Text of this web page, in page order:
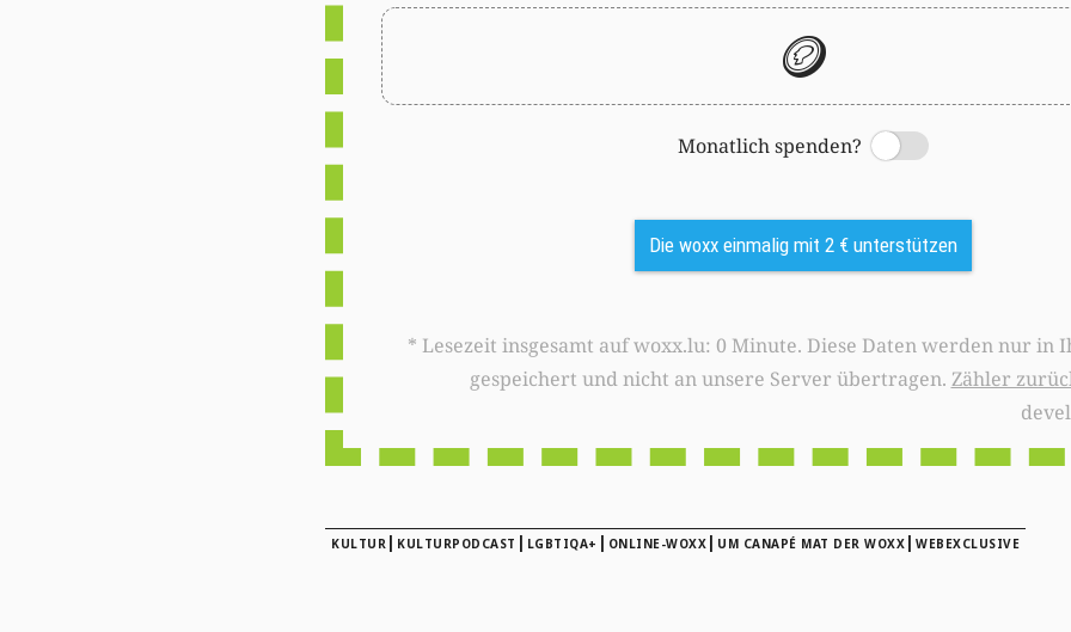
🪙
Monatlich spenden?
Switch
Die woxx einmalig mit 2 € unterstützen
* Lesezeit insgesamt auf woxx.lu: 0 Minute. Diese Daten werden nur in Ihrem Browser
gespeichert und nicht an unsere Server übertragen. Zähler
KULTUR | KULTURPODCAST | LGBTIQA+ | ONLINE-WOXX | UM CANAPÉ MAT DER WOXX | WEBEXCLUSIVE